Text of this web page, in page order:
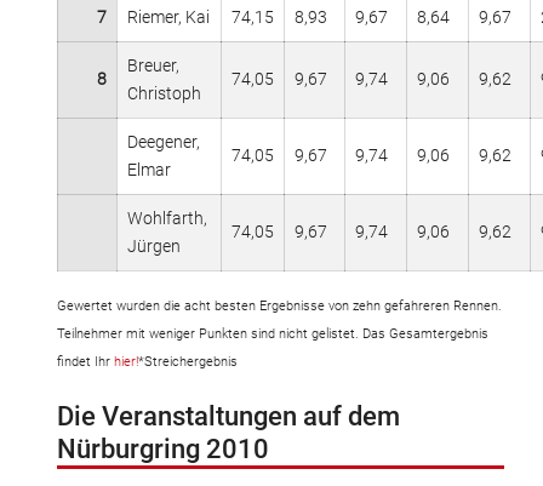
7 Riemer, Kai 74,15 8,93 9,67 8,64 9,67
8
Breuer,
Christoph
74,05 9,67 9,74 9,06 9,62
Deegener,
Elmar
74,05 9,67 9,74 9,06 9,62
Wohlfarth,
Jürgen
74,05 9,67 9,74 9,06 9,62
Gewertet wurden die acht besten Ergebnisse von zehn gefahreren Rennen.
Teilnehmer mit weniger Punkten sind nicht gelistet. Das Gesamtergebnis
findet Ihr hier!*Streichergebnis
Die Veranstaltungen auf dem
Nürburgring 2010